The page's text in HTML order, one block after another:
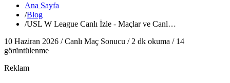
Ana Sayfa
/Blog
/USL W League Canlı İzle - Maçlar ve Canl…
10 Haziran 2026 /Canlı Maç Sonucu / 2 dk okuma / 14
görüntülenme
Reklam